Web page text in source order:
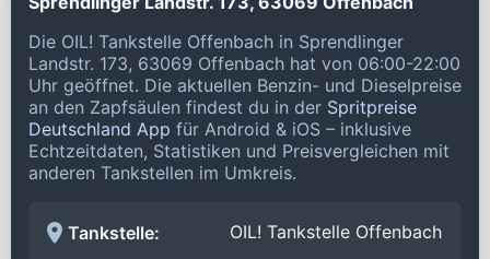
Die OIL! Tankstelle Offenbach in Sprendlinger
Landstr. 173, 63069 Offenbach hat von 06:00-22:00
Uhr geöffnet. Die aktuellen Benzin- und Dieselpreise
an den Zapfsäulen findest du in der Spritpreise
Deutschland App für Android & iOS – inklusive
Echtzeitdaten, Statistiken und Preisvergleichen mit
anderen Tankstellen im Umkreis.
Tankstelle: OIL! Tankstelle Offenbach